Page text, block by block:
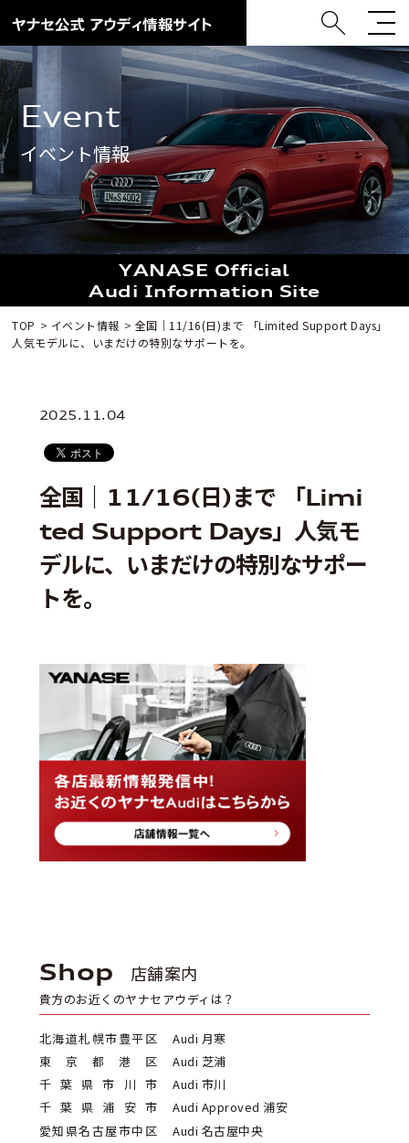
Event
イベント情報
YANASE Official
Audi Information Site
TOP イベント情報
全国｜11/16(日)まで 「Limited Support Days」
人気モデルに、いまだけの特別なサポートを。
2025.11.04
全国｜11/16(日)まで 「Limi
ted Support Days」人気モ
デルに、いまだけの特別なサポー
トを。
Shop 店舗案内
貴方のお近くのヤナセアウディは？
北海道札幌市豊平区
Audi 月寒
東京都港区
Audi 芝浦
千葉県市川市
Audi 市川
千葉県浦安市
Audi Approved 浦安
愛知県名古屋市中区
Audi 名古屋中央